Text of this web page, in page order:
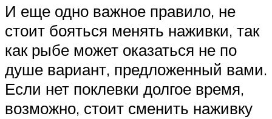
И еще одно важное правило, не
стоит бояться менять наживки, так
как рыбе может оказаться не по
душе вариант, предложенный вами.
Если нет поклевки долгое время,
возможно, стоит сменить наживку